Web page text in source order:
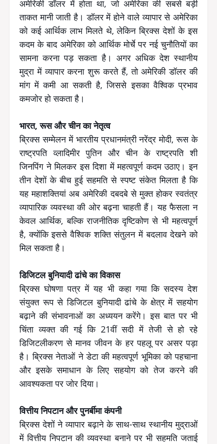
अमेरिकी डॉलर में होता था, जो अमेरिका की सबसे बड़ी
ताकत मानी जाती है। डॉलर में होने वाले व्यापार से अमेरिका
को कई आर्थिक लाभ मिलते थे, लेकिन ब्रिक्स देशों के इस
कदम के बाद अमेरिका को आर्थिक मोर्चे पर नई चुनौतियों का
सामना करना पड़ सकता है। अगर अधिक देश स्थानीय
मुद्रा में व्यापार करना शुरू करते हैं, तो अमेरिकी डॉलर की
मांग में कमी आ सकती है, जिससे इसका वैश्विक प्रभाव
कमजोर हो सकता है।
भारत, रूस और चीन का नेतृत्व
ब्रिक्स सम्मेलन में भारतीय प्रधानमंत्री नरेंद्र मोदी, रूस के
राष्ट्रपति व्लादिमीर पुतिन और चीन के राष्ट्रपति शी
जिनपिंग ने मिलकर इस दिशा में महत्वपूर्ण कदम उठाए। इन
तीन देशों के बीच हुई सहमति से स्पष्ट संकेत मिलता है कि
यह महाशक्तियां अब अमेरिकी दबदबे से मुक्त होकर स्वतंत्र
व्यापारिक व्यवस्था की ओर बढ़ना चाहती हैं। यह फैसला न
केवल आर्थिक, बल्कि राजनीतिक दृष्टिकोण से भी महत्वपूर्ण
है, क्योंकि इससे वैश्विक शक्ति संतुलन में बदलाव देखने को
मिल सकता है।
डिजिटल बुनियादी ढांचे का विकास
ब्रिक्स घोषणा पत्र में यह भी कहा गया कि सदस्य देश
संयुक्त रूप से डिजिटल बुनियादी ढांचे के क्षेत्र में सहयोग
बढ़ाने की संभावनाओं का अध्ययन करेंगे। इस बात पर भी
चिंता व्यक्त की गई कि 21वीं सदी में तेजी से हो रहे
डिजिटलीकरण से मानव जीवन के हर पहलू पर असर पड़ा
है। ब्रिक्स नेताओं ने डेटा की महत्वपूर्ण भूमिका को पहचाना
और इसके समाधान के लिए सहयोग को तेज करने की
आवश्यकता पर जोर दिया।
वित्तीय निपटान और पुनर्बीमा कंपनी
ब्रिक्स देशों ने व्यापार बढ़ाने के साथ-साथ स्थानीय मुद्राओं
में वित्तीय निपटान की व्यवस्था बनाने पर भी सहमति जताई